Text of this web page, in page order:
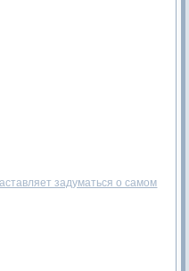
задуматься о самом